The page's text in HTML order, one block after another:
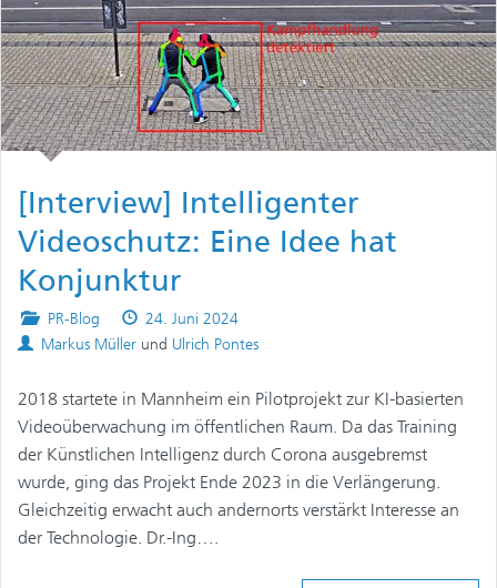
[Interview] Intelligenter
Videoschutz: Eine Idee hat
Konjunktur
Posted
in
PR-Blog
Published
on
24. Juni 2024
Authors
Markus Müller und Ulrich Pontes
2018 startete in Mannheim ein Pilotprojekt zur KI-basierten
Videoüberwachung im öffentlichen Raum. Da das Training
der Künstlichen Intelligenz durch Corona ausgebremst
wurde, ging das Projekt Ende 2023 in die Verlängerung.
Gleichzeitig erwacht auch andernorts verstärkt Interesse an
der Technologie. Dr.-Ing….